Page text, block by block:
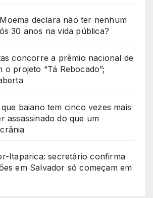
declara não ter nenhum
30 anos na vida pública?
concorre a prêmio nacional de
o projeto “Tá Rebocado”;
baiano tem cinco vezes mais
assassinado do que um
Itaparica: secretário confirma
em Salvador só começam em